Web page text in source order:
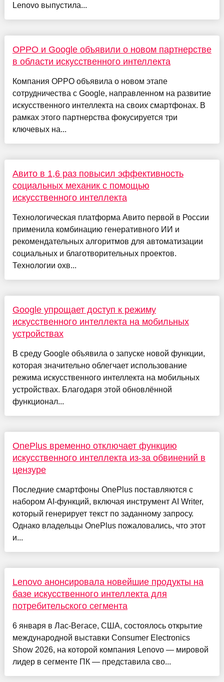
Lenovo выпустила...
OPPO и Google объявили о новом партнерстве
в области искусственного интеллекта
Компания OPPO объявила о новом этапе
сотрудничества с Google, направленном на развитие
искусственного интеллекта на своих смартфонах. В
рамках этого партнерства фокусируется три
ключевых на...
Авито в 1,6 раз повысил эффективность
социальных механик с помощью
искусственного интеллекта
Технологическая платформа Авито первой в России
применила комбинацию генеративного ИИ и
рекомендательных алгоритмов для автоматизации
социальных и благотворительных проектов.
Технологии охв...
Google упрощает доступ к режиму
искусственного интеллекта на мобильных
устройствах
В среду Google объявила о запуске новой функции,
которая значительно облегчает использование
режима искусственного интеллекта на мобильных
устройствах. Благодаря этой обновлённой
функционал...
OnePlus временно отключает функцию
искусственного интеллекта из-за обвинений в
цензуре
Последние смартфоны OnePlus поставляются с
набором AI-функций, включая инструмент AI Writer,
который генерирует текст по заданному запросу.
Однако владельцы OnePlus пожаловались, что этот
и...
Lenovo анонсировала новейшие продукты на
базе искусственного интеллекта для
потребительского сегмента
6 января в Лас-Вегасе, США, состоялось открытие
международной выставки Consumer Electronics
Show 2026, на которой компания Lenovo — мировой
лидер в сегменте ПК — представила сво...